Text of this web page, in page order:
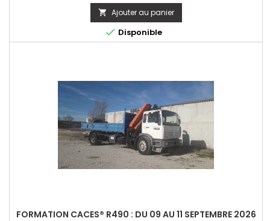
 Ajouter au panier
 Disponible
FORMATION CACES® R490 : DU 09 AU 11 SEPTEMBRE 2026